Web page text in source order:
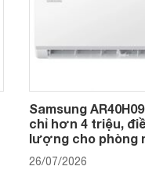
Samsung
chỉ hơn 4 triệu,
lượng cho phòng
26/07/2026